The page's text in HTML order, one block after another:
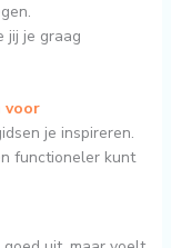
jij je graag
voor
je inspireren.
functioneler kunt